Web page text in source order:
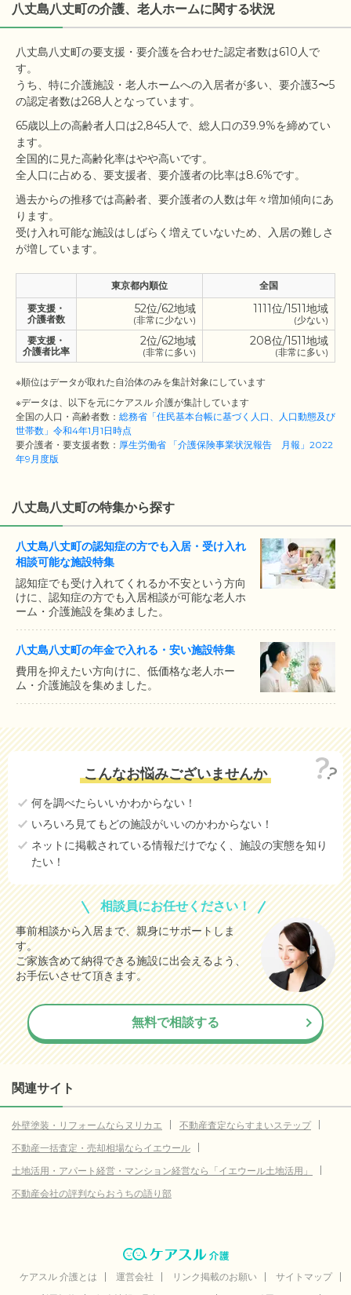
八丈島八丈町の介護、老人ホームに関する状況
八丈島八丈町の要支援・要介護を合わせた認定者数は610人で
す。
うち、特に介護施設・老人ホームへの入居者が多い、要介護3〜5
65歳以上の高齢者人口は2,845人で、総人口の39.9%を締めてい
ます。
全国的に見た高齢化率はやや高いです。
過去からの推移では高齢者、要介護者の人数は年々増加傾向にあ
ります。
受け入れ可能な施設はしばらく増えていないため、入居の難しさ
東京都内順位
全国
要支援・
介護者数
52位/62地域
(非常に少ない)
1111位/1511地域
(少ない)
要支援・
介護者比率
2位/62地域
(非常に多い)
208位/1511地域
(非常に多い)
※順位はデータが取れた自治体のみを集計対象にしています
※データは、以下を元にケアスル 介護が集計しています
全国の人口・高齢者数： 総務省「住民基本台帳に基づく人口、人口動態及び
世帯数」令和4年1月1日時点
要介護者・要支援者数： 厚生労働省 「介護保険事業状況報告 月報」2022
年9月度版
八丈島八丈町の特集から探す
八丈島八丈町の認知症の方でも入居・受け入れ
相談可能な施設特集
認知症でも受け入れてくれるか不安という方向
けに、認知症の方でも入居相談が可能な老人ホ
ーム・介護施設を集めました。
八丈島八丈町の年金で入れる・安い施設特集
費用を抑えたい方向けに、低価格な老人ホー
ム・介護施設を集めました。
こんなお悩みございませんか
何を調べたらいいかわからない！
いろいろ見てもどの施設がいいのかわからない！
ネットに掲載されている情報だけでなく、施設の実態を知り
たい！
相談員にお任せください！
事前相談から入居まで、親身にサポートしま
す。
ご家族含めて納得できる施設に出会えるよう、
お手伝いさせて頂きます。
無料で相談する
関連サイト
外壁塗装・リフォームならヌリカエ
不動産査定ならすまいステップ
不動産一括査定・売却相場ならイエウール
土地活用・アパート経営・マンション経営なら「イエウール土地活用」
不動産会社の評判ならおうちの語り部
ケアスル 介護とは 運営会社 リンク掲載のお願い
サイトマップ